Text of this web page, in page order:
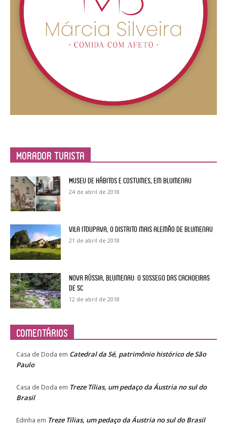
Morador Turista
Museu de Hábitos e Costumes, em Blumenau
24 de abril de 2018
Vila Itoupava, o Distrito mais alemão de Blumenau
21 de abril de 2018
Nova Rússia, Blumenau: o sossego das cachoeiras
de SC
12 de abril de 2018
Comentários
Casa de Doda em Catedral da Sé, patrimônio histórico de São
Paulo
Casa de Doda em Treze Tílias, um pedaço da Áustria no sul do
Brasil
Edinha em Treze Tílias, um pedaço da Áustria no sul do Brasil